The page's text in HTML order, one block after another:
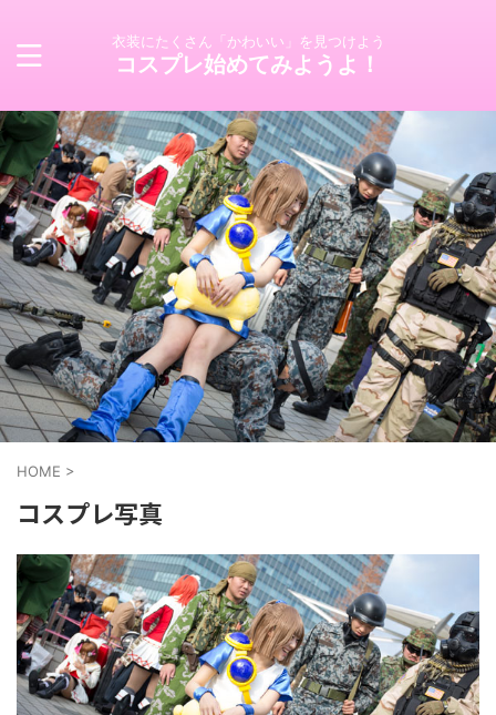
衣装にたくさん「かわいい」を見つけよう
コスプレ始めてみようよ！
HOME >
コスプレ写真